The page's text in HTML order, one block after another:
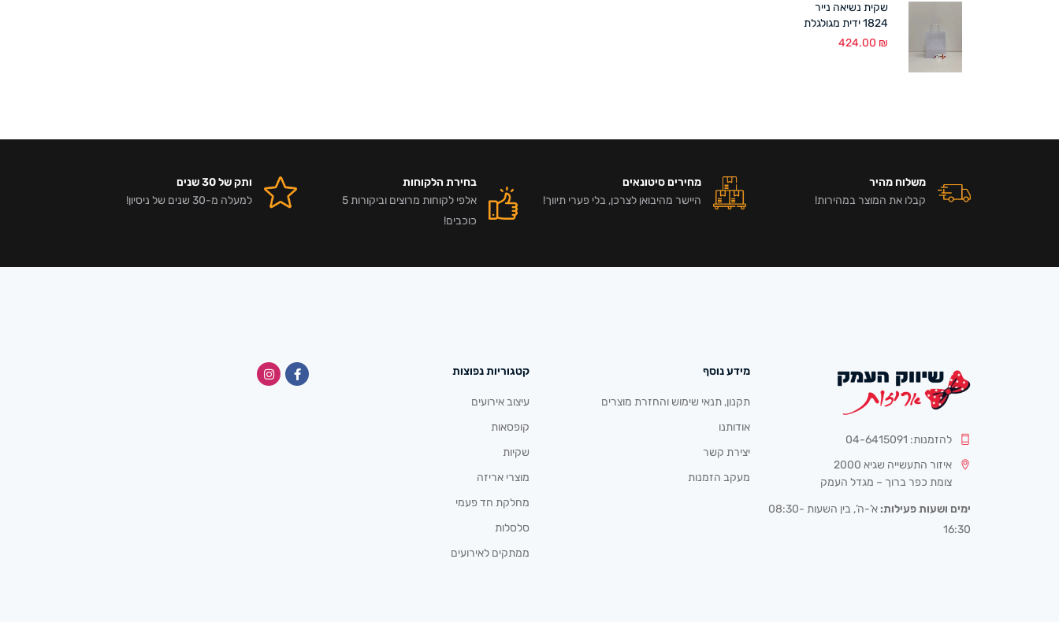
שקית נשיאה נייר
1824 ידית מגולגלת
לבן (300 יח')424.00 ₪
משלוח מהיר
קבלו את המוצר במהירות!
מחירים סיטונאים
היישר מהיבואן לצרכן, בלי פערי תיווך!
בחירת הלקוחות
אלפי לקוחות מרוצים וביקורות 5
כוכבים!
ותק של 30 שנים
למעלה מ-30 שנים של ניסיון!
להזמנות: 04-6415091
איזור התעשייה שגיא 2000
צומת כפר ברוך – מגדל העמק
ימים ושעות פעילות:
א’-ה’, בין השעות 08:30-
16:30
מידע נוסף
תקנון, תנאי שימוש והחזרת מוצרים
אודותנו
יצירת קשר
מעקב הזמנות
קטגוריות נפוצות
עיצוב אירועים
קופסאות
שקיות
מוצרי אריזה
מחלקת חד פעמי
סלסלות
ממתקים לאירועים